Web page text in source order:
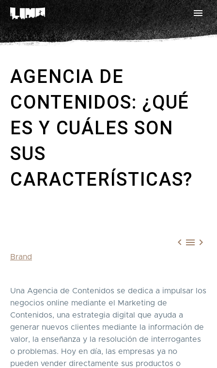
AGENCIA DE
CONTENIDOS: ¿QUÉ
ES Y CUÁLES SON
SUS
CARACTERÍSTICAS?
  
Brand
Una Agencia de Contenidos se dedica a impulsar los
negocios online mediante el Marketing de
Contenidos, una estrategia digital que ayuda a
generar nuevos clientes mediante la información de
valor, la enseñanza y la resolución de interrogantes
o problemas. Hoy en día, las empresas ya no
pueden vender directamente sus productos o